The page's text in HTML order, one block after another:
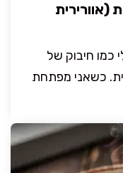
(אוורירית
כמו חיבוק של
כשאני מפתחת